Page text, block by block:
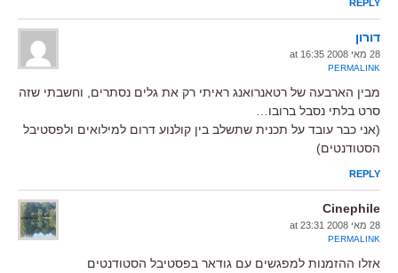
REPLY
דורון
28 מאי 2008 at 16:35
PERMALINK
מבין הארבעה של רטאנרואנג ראיתי רק את גלים נסתרים, וחשבתי שזה
סרט בלתי נסבל ברובו…
(אני כבר עובד על תכנית שתשלב בין קולנוע דרום למילואים ולפסטיבל
הסטודנטים)
REPLY
Cinephile
28 מאי 2008 at 23:31
PERMALINK
אזלו ההזמנות למפגשים עם גודאר בפסטיבל הסטודנטים